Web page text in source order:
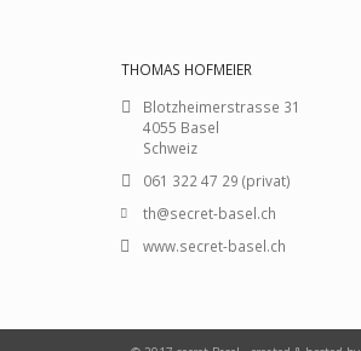
THOMAS HOFMEIER
Blotzheimerstrasse 31
4055 Basel
Schweiz
061 322 47 29 (privat)
th@secret-basel.ch
www.secret-basel.ch